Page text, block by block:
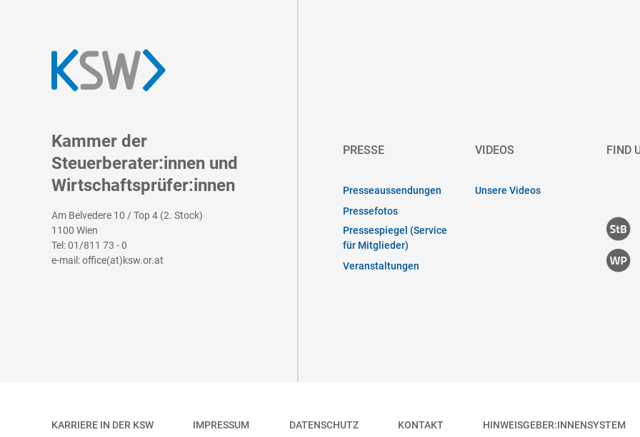
Kammer der
Steuerberater:innen und
Wirtschaftsprüfer:innen
Am Belvedere 10 / Top 4 (2. Stock)
1100 Wien
Tel:01/811 73 - 0
e-mail:office(at)ksw.or.at
PRESSE
Presseaussendungen
Pressefotos
Pressespiegel (Service
für Mitglieder)
Veranstaltungen
VIDEOS
Unsere Videos
FIND
KARRIERE IN DER KSW IMPRESSUM DATENSCHUTZ KONTAKT HINWEISGEBER:INNENSYSTEM